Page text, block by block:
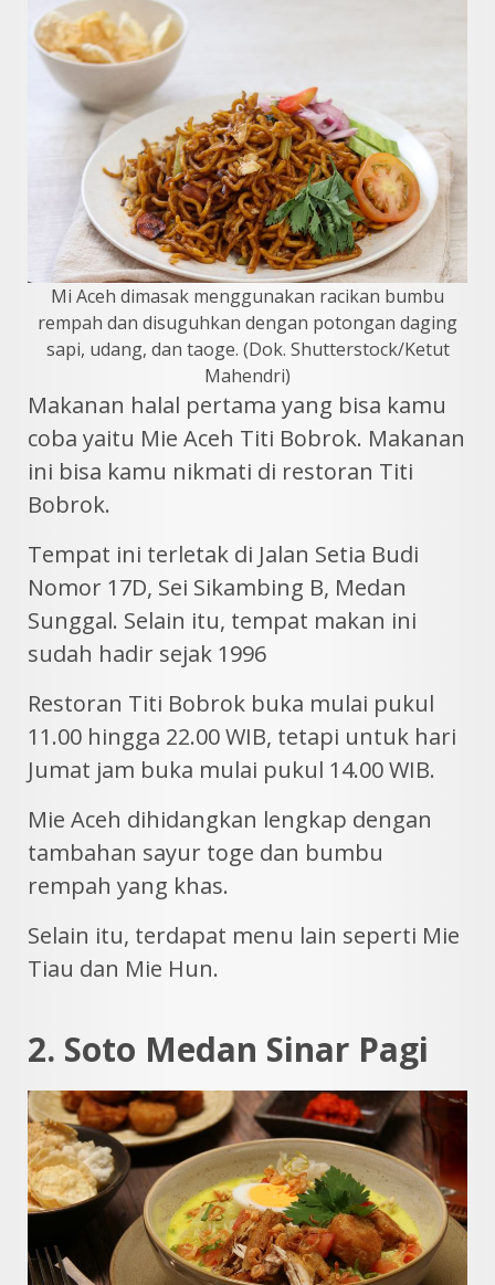
Mi Aceh dimasak menggunakan racikan bumbu
rempah dan disuguhkan dengan potongan daging
sapi, udang, dan taoge. (Dok. Shutterstock/Ketut
Mahendri)
Makanan halal pertama yang bisa kamu
coba yaitu Mie Aceh Titi Bobrok. Makanan
ini bisa kamu nikmati di restoran Titi
Bobrok.
Tempat ini terletak di Jalan Setia Budi
Nomor 17D, Sei Sikambing B, Medan
Sunggal. Selain itu, tempat makan ini
sudah hadir sejak 1996
Restoran Titi Bobrok buka mulai pukul
11.00 hingga 22.00 WIB, tetapi untuk hari
Jumat jam buka mulai pukul 14.00 WIB.
Mie Aceh dihidangkan lengkap dengan
tambahan sayur toge dan bumbu
rempah yang khas.
Selain itu, terdapat menu lain seperti Mie
Tiau dan Mie Hun.
2. Soto Medan Sinar Pagi